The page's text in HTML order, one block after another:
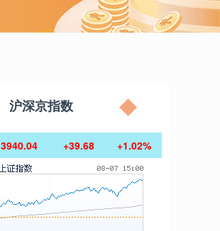
沪深京指数
3940.04 +39.68 +1.02%